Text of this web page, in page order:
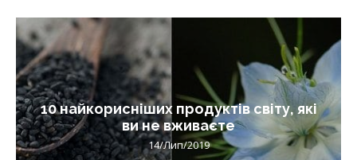
10 найкорисніших продуктів світу, які
ви не вживаєте
14/Лип/2019